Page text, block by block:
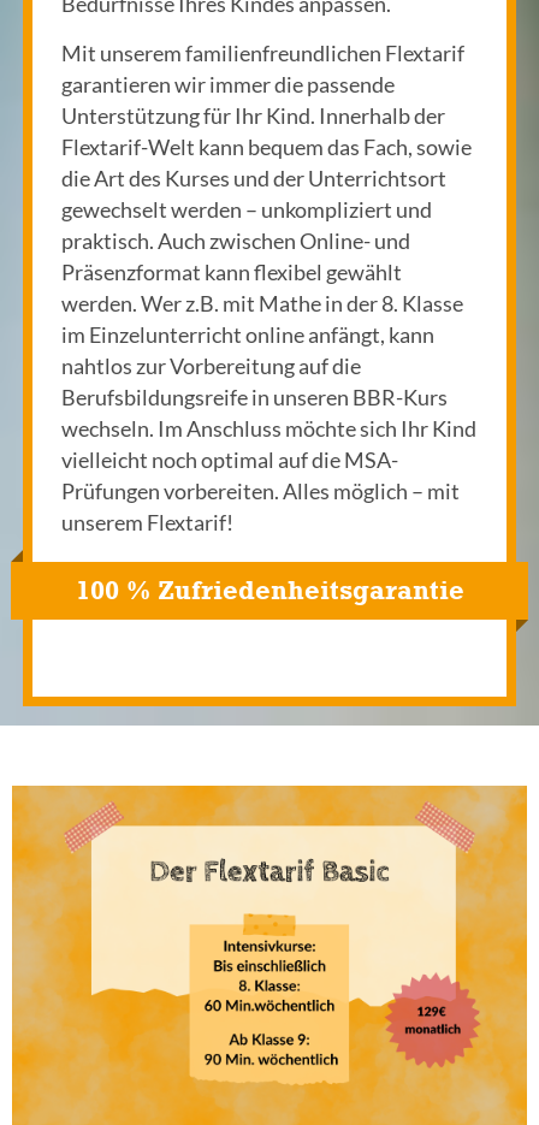
Mit unserem familienfreundlichen Flextarif
garantieren wir immer die passende
Unterstützung für Ihr Kind. Innerhalb der
Flextarif-Welt kann bequem das Fach, sowie
die Art des Kurses und der Unterrichtsort
gewechselt werden – unkompliziert und
praktisch. Auch zwischen Online- und
Präsenzformat kann flexibel gewählt
werden. Wer z.B. mit Mathe in der 8. Klasse
im Einzelunterricht online anfängt, kann
nahtlos zur Vorbereitung auf die
Berufsbildungsreife in unseren BBR-Kurs
wechseln. Im Anschluss möchte sich Ihr Kind
vielleicht noch optimal auf die MSA-
Prüfungen vorbereiten. Alles möglich – mit
unserem Flextarif!
100 % Zufriedenheitsgarantie